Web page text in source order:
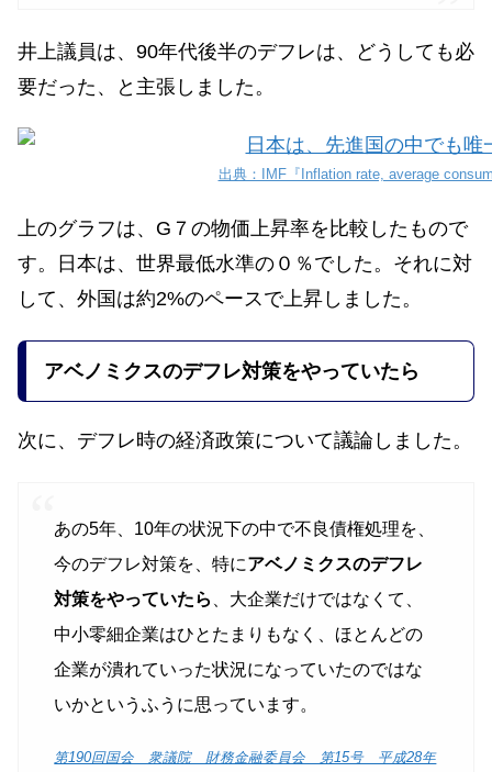
井上議員は、90年代後半のデフレは、どうしても必
要だった、と主張しました。
出典：IMF『Inflation rate, average
上のグラフは、G７の物価上昇率を比較したもので
す。日本は、世界最低水準の０％でした。それに対
して、外国は約2%のペースで上昇しました。
アベノミクスのデフレ対策をやっていたら
次に、デフレ時の経済政策について議論しました。
あの5年、10年の状況下の中で不良債権処理を、
今のデフレ対策を、特にアベノミクスのデフレ
対策をやっていたら
、大企業だけではなくて、
中小零細企業はひとたまりもなく、ほとんどの
企業が潰れていった状況になっていたのではな
いかというふうに思っています。
第190回国会 衆議院 財務金融委員会 第15号 平成28年